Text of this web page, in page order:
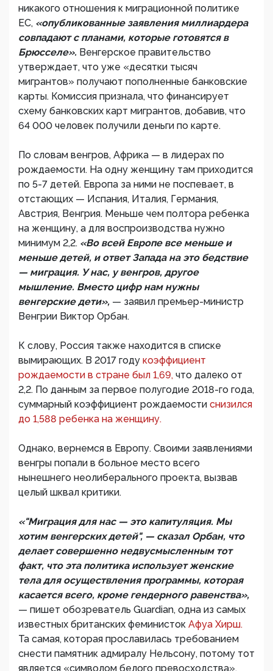
никакого отношения к миграционной политике
ЕС, «опубликованные заявления миллиардера
совпадают с планами, которые готовятся в
Брюсселе». Венгерское правительство
утверждает, что уже «десятки тысяч
мигрантов» получают пополненные банковские
карты. Комиссия признала, что финансирует
схему банковских карт мигрантов, добавив, что
64 000 человек получили деньги по карте.
По словам венгров, Африка — в лидерах по
рождаемости. На одну женщину там приходится
по 5-7 детей. Европа за ними не поспевает, в
отстающих — Испания, Италия, Германия,
Австрия, Венгрия. Меньше чем полтора ребенка
на женщину, а для воспроизводства нужно
минимум 2,2. «Во всей Европе все меньше и
меньше детей, и ответ Запада на это бедствие
— миграция. У нас, у венгров, другое
мышление. Вместо цифр нам нужны
венгерские дети», — заявил премьер-министр
Венгрии Виктор Орбан.
К слову, Россия также находится в списке
вымирающих. В 2017 году коэффициент
рождаемости в стране был 1,69, что далеко от
2,2. По данным за первое полугодие 2018-го года,
суммарный коэффициент рождаемости снизился
до 1,588 ребенка на женщину.
Однако, вернемся в Европу. Своими заявлениями
венгры попали в больное место всего
нынешнего неолиберального проекта, вызвав
целый шквал критики.
«"Миграция для нас — это капитуляция. Мы
хотим венгерских детей", — сказал Орбан, что
делает совершенно недвусмысленным тот
факт, что эта политика использует женские
тела для осуществления программы, которая
касается всего, кроме гендерного равенства»,
— пишет обозреватель Guardian, одна из самых
известных британских феминисток Афуа Хирш.
Та самая, которая прославилась требованием
снести памятник адмиралу Нельсону, потому тот
является «символом белого превосходства».